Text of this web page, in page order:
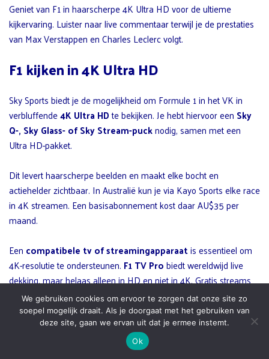
Geniet van F1 in haarscherpe 4K Ultra HD voor de ultieme
kijkervaring. Luister naar live commentaar terwijl je de prestaties
van Max Verstappen en Charles Leclerc volgt.
F1 kijken in 4K Ultra HD
Sky Sports biedt je de mogelijkheid om Formule 1 in het VK in
verbluffende4K Ultra HDte bekijken. Je hebt hiervoor een Sky
Q-, Sky Glass- of Sky Stream-pucknodig, samen met een
Ultra HD-pakket.
Dit levert haarscherpe beelden en maakt elke bocht en
actiehelder zichtbaar. In Australië kun je via Kayo Sports elke race
in 4K streamen. Een basisabonnement kost daar AU$35 per
maand.
Een compatibele tv of streamingapparaatis essentieel om
4K-resolutie te ondersteunen. F1 TV Probiedt wereldwijd live
dekking, maar helaas alleen in HD en niet in 4K. Gratis streams
bieden vaak geen 4K-optie, wat invloed kan hebben op de
beeldkwaliteit.
Zorg ervoor dat je apparatuur en internetverbinding
geoptimaliseerd zijn voor de beste kijkervaring.
We gebruiken cookies om ervoor te zorgen dat onze site zo
soepel mogelijk draait. Als je doorgaat met het gebruiken van
deze site, gaan we ervan uit dat je ermee instemt.
Ok